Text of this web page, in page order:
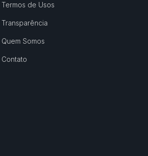
Termos de Usos
Transparência
Quem Somos
Contato